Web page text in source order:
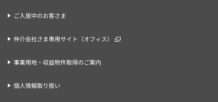
ご入居中のお客さま
仲介会社さま専用サイト（オフィス）
事業用地・収益物件取得のご案内
個人情報取り扱い